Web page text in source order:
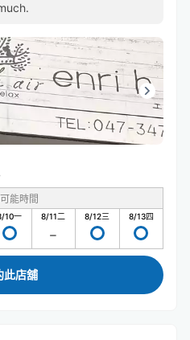
能時間
10一 8/11二 8/12三 8/13四
此店舖